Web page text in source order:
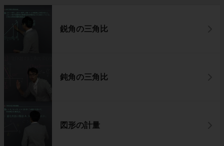
鋭角の三角比
鈍角の三角比
図形の計量